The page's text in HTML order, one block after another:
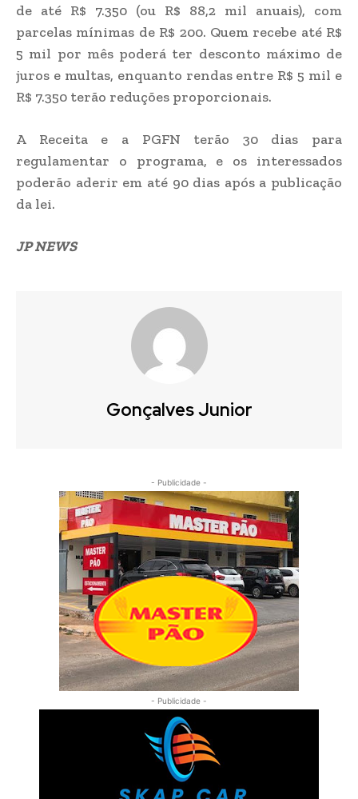
de até R$ 7.350 (ou R$ 88,2 mil anuais), com
parcelas mínimas de R$ 200. Quem recebe até R$
5 mil por mês poderá ter desconto máximo de
juros e multas, enquanto rendas entre R$ 5 mil e
R$ 7.350 terão reduções proporcionais.
A Receita e a PGFN terão 30 dias para
regulamentar o programa, e os interessados
poderão aderir em até 90 dias após a publicação
da lei.
JP NEWS
Gonçalves Junior
- Publicidade -
- Publicidade -